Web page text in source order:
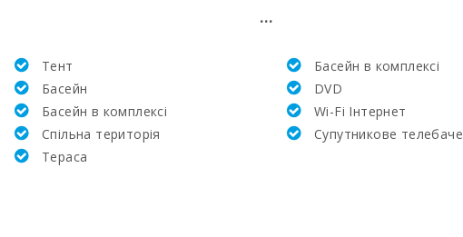
Тент
Басейн
Басейн в комплексі
Cпільна територія
Тераса
...
Басейн в комплексi
DVD
Wi-Fi Інтернет
Супутникове